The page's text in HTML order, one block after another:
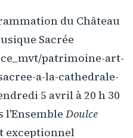
du Château
Sacrée
patrimoine-art-
a-la-cathedrale-
5 avril à 20 h 30
l'Ensemble Doulce
exceptionnel